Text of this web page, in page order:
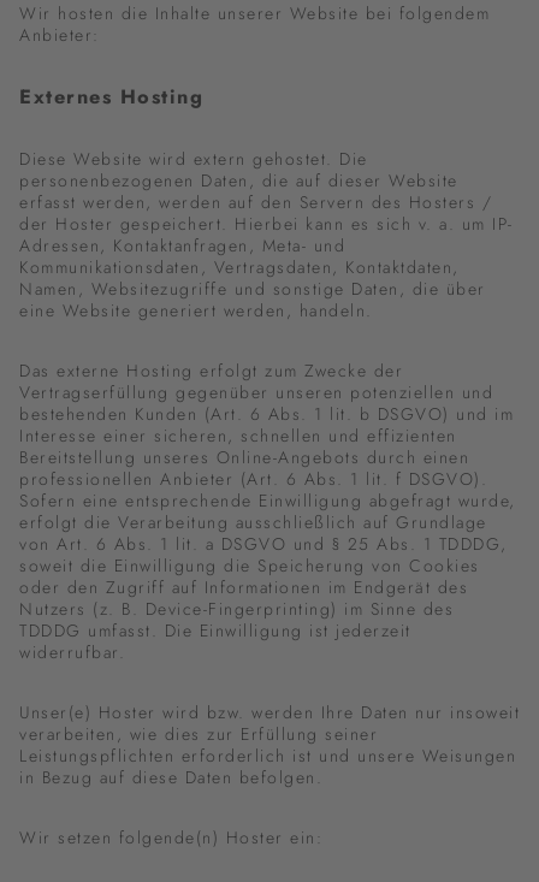
Wir hosten die Inhalte unserer Website bei folgendem
Anbieter:
Externes Hosting
Diese Website wird extern gehostet. Die
personenbezogenen Daten, die auf dieser Website
erfasst werden, werden auf den Servern des Hosters /
der Hoster gespeichert. Hierbei kann es sich v. a. um IP-
Adressen, Kontaktanfragen, Meta- und
Kommunikationsdaten, Vertragsdaten, Kontaktdaten,
Namen, Websitezugriffe und sonstige Daten, die über
eine Website generiert werden, handeln.
Das externe Hosting erfolgt zum Zwecke der
Vertragserfüllung gegenüber unseren potenziellen und
bestehenden Kunden (Art. 6 Abs. 1 lit. b DSGVO) und im
Interesse einer sicheren, schnellen und effizienten
Bereitstellung unseres Online-Angebots durch einen
professionellen Anbieter (Art. 6 Abs. 1 lit. f DSGVO).
Sofern eine entsprechende Einwilligung abgefragt wurde,
erfolgt die Verarbeitung ausschließlich auf Grundlage
von Art. 6 Abs. 1 lit. a DSGVO und § 25 Abs. 1 TDDDG,
soweit die Einwilligung die Speicherung von Cookies
oder den Zugriff auf Informationen im Endgerät des
Nutzers (z. B. Device-Fingerprinting) im Sinne des
TDDDG umfasst. Die Einwilligung ist jederzeit
widerrufbar.
Unser(e) Hoster wird bzw. werden Ihre Daten nur insoweit
verarbeiten, wie dies zur Erfüllung seiner
Leistungspflichten erforderlich ist und unsere Weisungen
in Bezug auf diese Daten befolgen.
Wir setzen folgende(n) Hoster ein: